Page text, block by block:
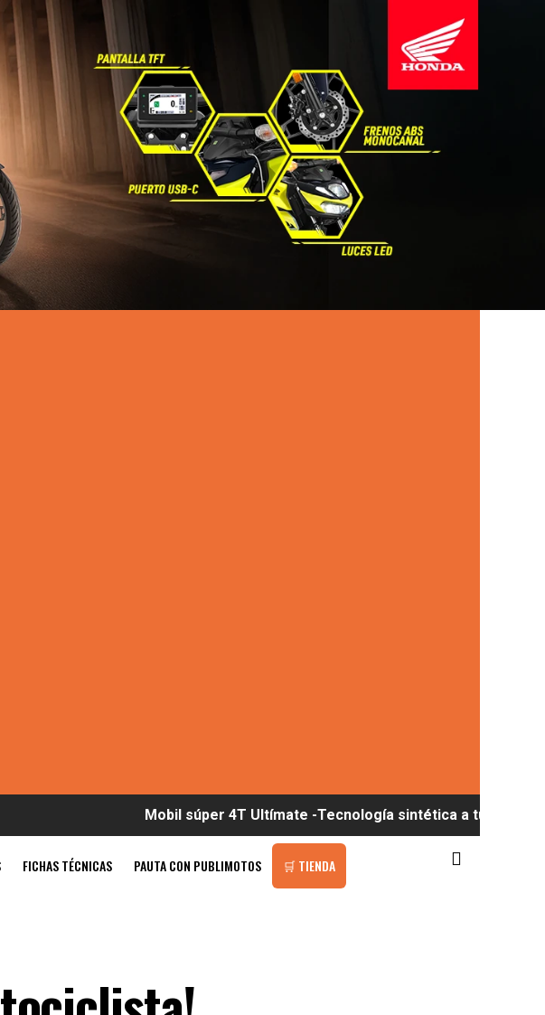
Mobil súper 4T Ultímate -Tecnología sintética a tu alcance
FICHAS TÉCNICAS PAUTA CON PUBLIMOTOS 🛒 TIENDA